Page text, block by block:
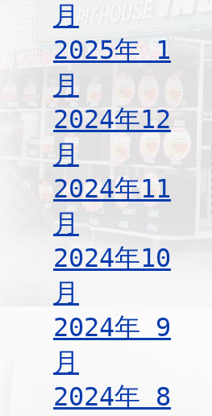
月
2025年 1
月
2024年12
月
2024年11
月
2024年10
月
2024年 9
月
2024年 8